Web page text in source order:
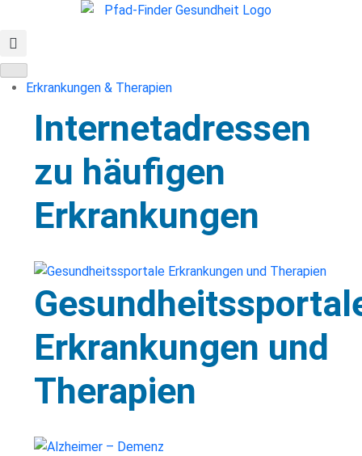
Erkrankungen & Therapien
Internetadressen
zu häufigen
Erkrankungen
Erkrankungen und
Therapien